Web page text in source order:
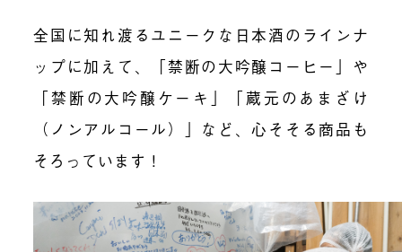
全国に知れ渡るユニークな日本酒のラインナ
ップに加えて、「禁断の大吟醸コーヒー」や
「禁断の大吟醸ケーキ」「蔵元のあまざけ
（ノンアルコール）」など、心そそる商品も
そろっています！